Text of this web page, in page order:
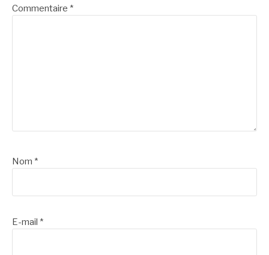
Commentaire *
Nom *
E-mail *